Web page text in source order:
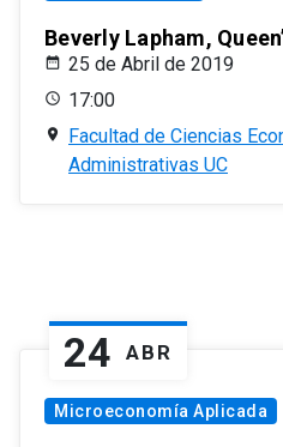
Beverly Lapham,
25 de Abril de 2019
17:00
Facultad de Ciencias
Administrativas UC
24 ABR
Microeconomía Aplicada